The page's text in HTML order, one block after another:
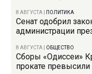
8 АВГУСТА ПОЛИТИКА
Сенат одобрил
администрации
8 АВГУСТА ОБЩЕСТВО
Сборы «Одиссеи»
прокате